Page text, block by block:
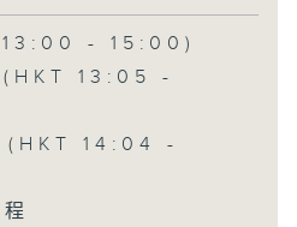
- 15:00)
13:05 -
(HKT 14:04 -